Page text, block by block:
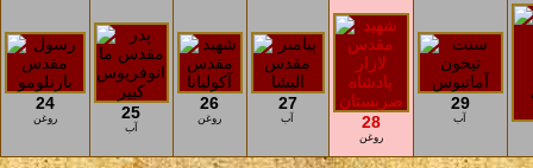
24
روغن 25
آب
26
روغن
27
آب 28
روغن
29
آب